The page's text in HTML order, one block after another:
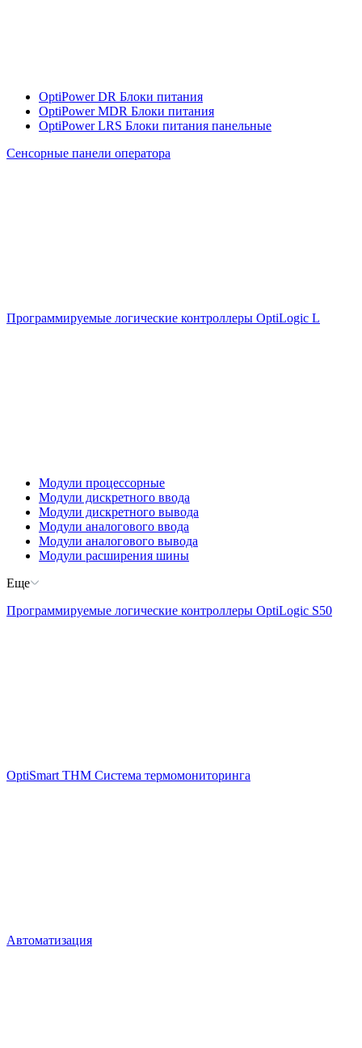
OptiPower DR Блоки питания
OptiPower MDR Блоки питания
OptiPower LRS Блоки питания панельные
Сенсорные панели оператора
Программируемые логические контроллеры OptiLogic L
Модули процессорные
Модули дискретного ввода
Модули дискретного вывода
Модули аналогового ввода
Модули аналогового вывода
Модули расширения шины
Еще
Программируемые логические контроллеры OptiLogic S50
OptiSmart THM Система термомониторинга
Автоматизация